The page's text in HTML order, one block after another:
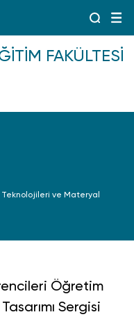
FAKÜLTESI
Öğretim
Sergisi